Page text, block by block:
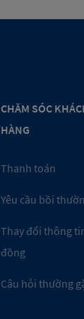
CHĂM SÓC
HÀNG
Thanh toán
Yêu cầu bồi
Thay đổi thông
đồng
Câu hỏi thường